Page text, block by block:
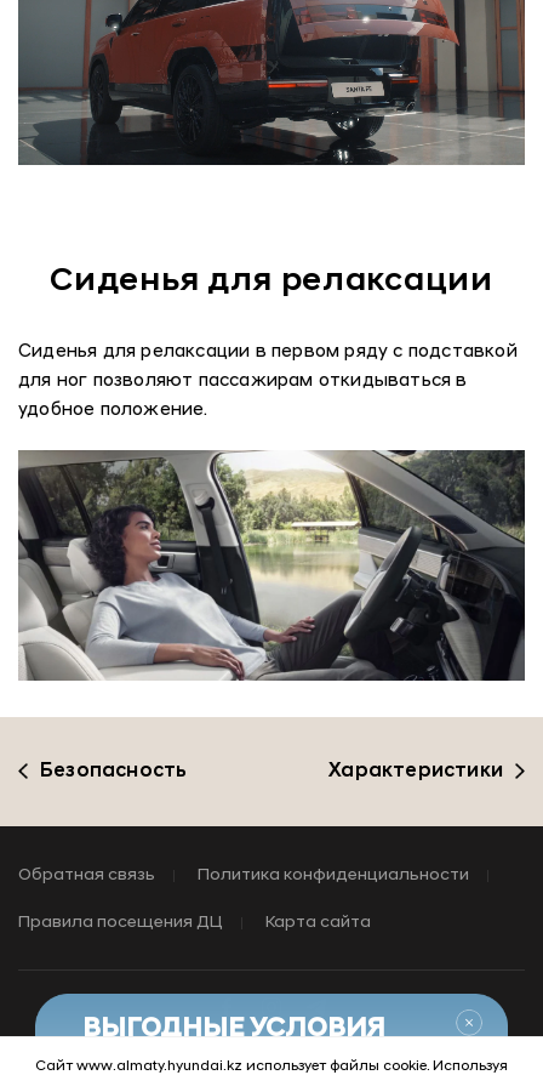
Сиденья для релаксации
Сиденья для релаксации в первом ряду с подставкой
для ног позволяют пассажирам откидываться в
удобное положение.
Безопасность Характеристики
Обратная связь Политика конфиденциальности
Правила посещения ДЦ Карта сайта
Сайт www.almaty.hyundai.kz использует файлы cookie. Используя
ВЫГОДНЫЕ УСЛОВИЯ
НА АВТОМОБИЛИ С ПРОБЕГОМ